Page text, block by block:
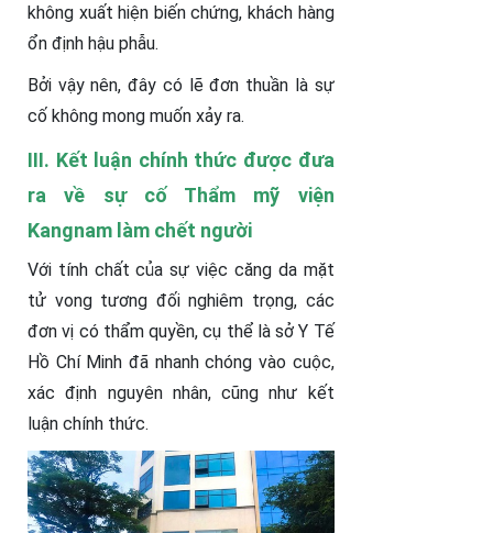
không xuất hiện biến chứng, khách hàng
ổn định hậu phẫu.
Bởi vậy nên, đây có lẽ đơn thuần là sự
cố không mong muốn xảy ra.
III. Kết luận chính thức được đưa
ra về sự cố Thẩm mỹ viện
Kangnam làm chết người
Với tính chất của sự việc căng da mặt
tử vong tương đối nghiêm trọng, các
đơn vị có thẩm quyền, cụ thể là sở Y Tế
Hồ Chí Minh đã nhanh chóng vào cuộc,
xác định nguyên nhân, cũng như kết
luận chính thức.